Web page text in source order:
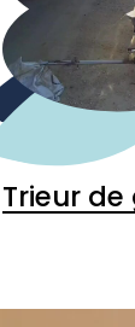
Trieur